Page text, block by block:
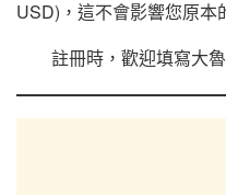
USD)，這不會影響您原本
註冊時，歡迎填寫大魯